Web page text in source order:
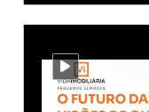
i-video